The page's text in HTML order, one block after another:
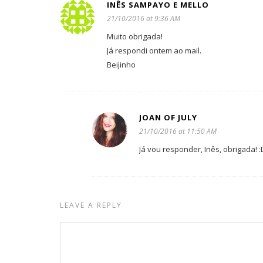
INÊS SAMPAYO E MELLO
21/10/2016 at 9:36 AM
Muito obrigada!
Já respondi ontem ao mail.
Beijinho
JOAN OF JULY
21/10/2016 at 11:50 AM
Já vou responder, Inês, obrigada!
LEAVE A REPLY